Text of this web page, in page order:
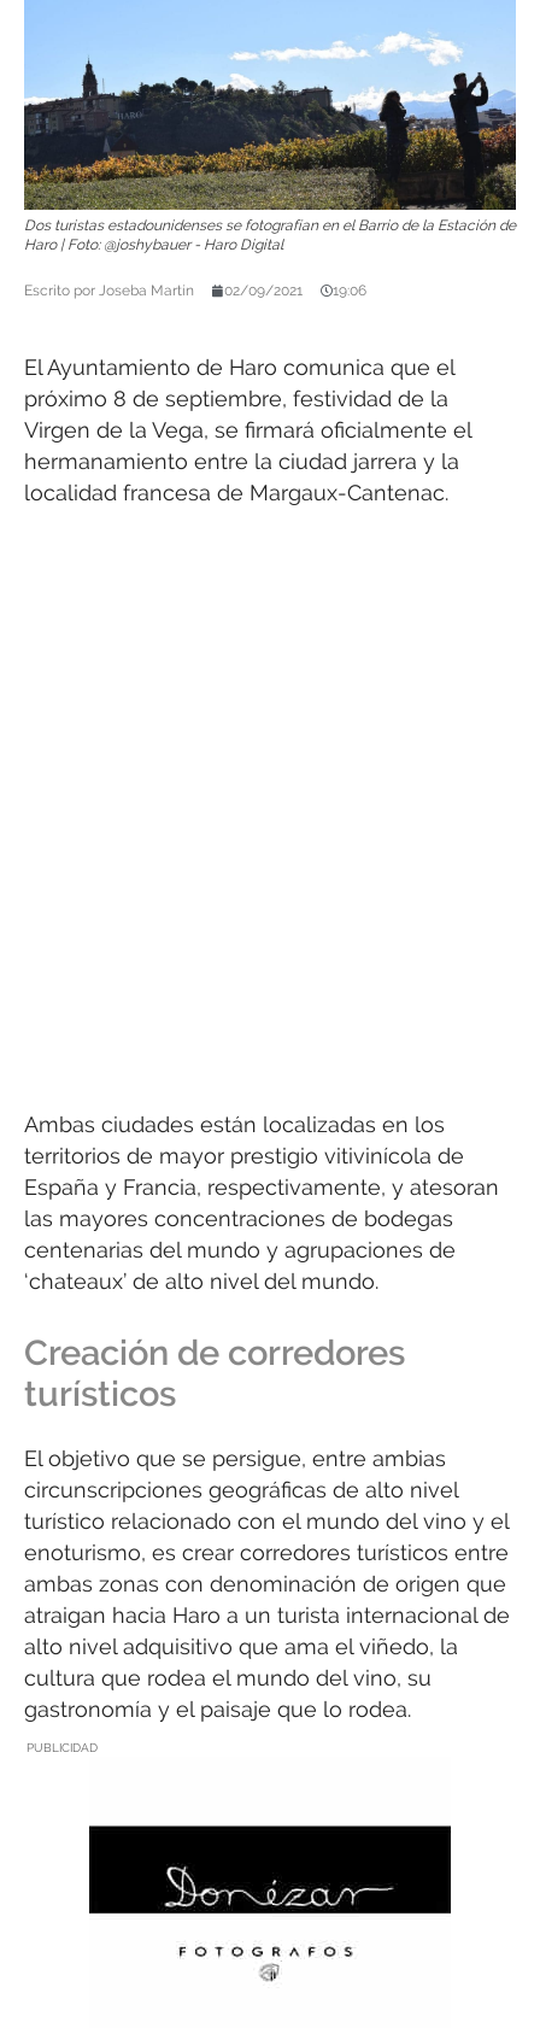
Dos turistas estadounidenses se fotografían en el Barrio de la Estación de
Haro | Foto: @joshybauer - Haro Digital
Escrito por Joseba Martín 02/09/2021 19:06
El Ayuntamiento de Haro comunica que el
próximo 8 de septiembre, festividad de la
Virgen de la Vega, se firmará oficialmente el
hermanamiento entre la ciudad jarrera y la
localidad francesa de Margaux-Cantenac.
Ambas ciudades están localizadas en los
territorios de mayor prestigio vitivinícola de
España y Francia, respectivamente, y atesoran
las mayores concentraciones de bodegas
centenarias del mundo y agrupaciones de
‘chateaux’ de alto nivel del mundo.
Creación de corredores
turísticos
El objetivo que se persigue, entre ambias
circunscripciones geográficas de alto nivel
turístico relacionado con el mundo del vino y el
enoturismo, es crear corredores turísticos entre
ambas zonas con denominación de origen que
atraigan hacia Haro a un turista internacional de
alto nivel adquisitivo que ama el viñedo, la
cultura que rodea el mundo del vino, su
gastronomía y el paisaje que lo rodea.
PUBLICIDAD